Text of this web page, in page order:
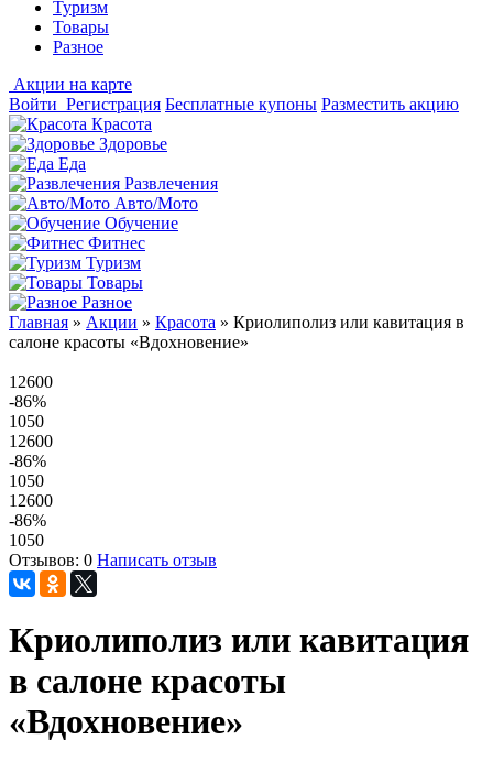
Туризм
Товары
Разное
Акции на карте
Войти Регистрация Бесплатные купоны Разместить акцию
Красота
Здоровье
Еда
Развлечения
Авто/Мото
Обучение
Фитнес
Туризм
Товары
Разное
Главная » Акции » Красота » Криолиполиз или кавитация в
салоне красоты «Вдохновение»
12600
-86%
1050
12600
-86%
1050
12600
-86%
1050
Отзывов: 0 Написать отзыв
Криолиполиз или кавитация
в салоне красоты
«Вдохновение»